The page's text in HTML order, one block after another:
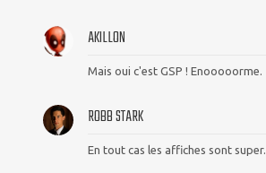
AKILLON
Mais oui c'est GSP ! Enooooorme.
ROBB STARK
En tout cas les affiches sont super.